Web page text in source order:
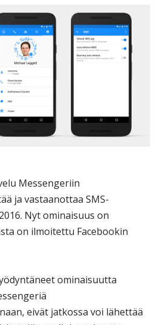
Messengeriin
ja vastaanottaa SMS-
Nyt ominaisuus on
on ilmoitettu Facebookin
ominaisuutta
eivät jatkossa voi lähettää